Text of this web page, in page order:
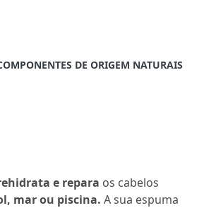
DE ORIGEM NATURAIS
e repara os cabelos
mar ou piscina. A sua espuma